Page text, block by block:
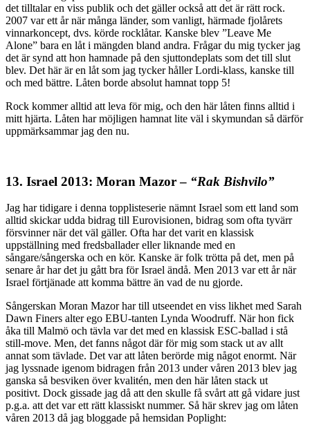
det tilltalar en viss publik och det gäller också att det är rätt rock.
2007 var ett år när många länder, som vanligt, härmade fjolårets
vinnarkoncept, dvs. körde rocklåtar. Kanske blev ”Leave Me
Alone” bara en låt i mängden bland andra. Frågar du mig tycker jag
det är synd att hon hamnade på den sjuttondeplats som det till slut
blev. Det här är en låt som jag tycker håller Lordi-klass, kanske till
och med bättre. Låten borde absolut hamnat topp 5!
Rock kommer alltid att leva för mig, och den här låten finns alltid i
mitt hjärta. Låten har möjligen hamnat lite väl i skymundan så därför
uppmärksammar jag den nu.
13. Israel 2013: Moran Mazor – “Rak Bishvilo”
Jag har tidigare i denna topplisteserie nämnt Israel som ett land som
alltid skickar udda bidrag till Eurovisionen, bidrag som ofta tyvärr
försvinner när det väl gäller. Ofta har det varit en klassisk
uppställning med fredsballader eller liknande med en
sångare/sångerska och en kör. Kanske är folk trötta på det, men på
senare år har det ju gått bra för Israel ändå. Men 2013 var ett år när
Israel förtjänade att komma bättre än vad de nu gjorde.
Sångerskan Moran Mazor har till utseendet en viss likhet med Sarah
Dawn Finers alter ego EBU-tanten Lynda Woodruff. När hon fick
åka till Malmö och tävla var det med en klassisk ESC-ballad i stå
still-move. Men, det fanns något där för mig som stack ut av allt
annat som tävlade. Det var att låten berörde mig något enormt. När
jag lyssnade igenom bidragen från 2013 under våren 2013 blev jag
ganska så besviken över kvalitén, men den här låten stack ut
positivt. Dock gissade jag då att den skulle få svårt att gå vidare just
p.g.a. att det var ett rätt klassiskt nummer. Så här skrev jag om låten
våren 2013 då jag bloggade på hemsidan Poplight: